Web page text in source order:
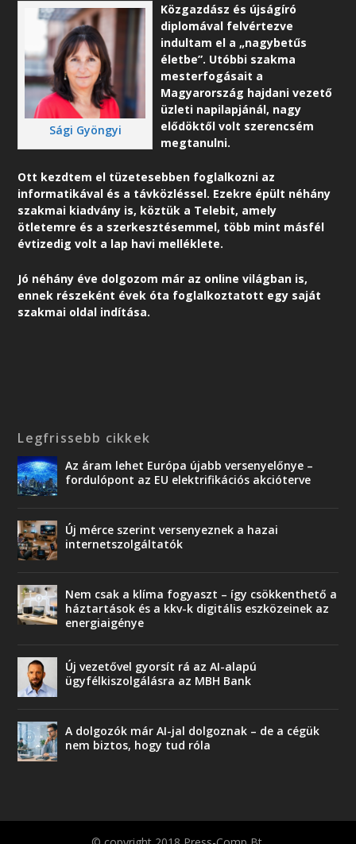
Sági Gyöngyi
Közgazdász és újságíró
diplomával felvértezve
indultam el a „nagybetűs
életbe”. Utóbbi szakma
mesterfogásait a
Magyarország hajdani vezető
üzleti napilapjánál, nagy
elődöktől volt szerencsém
megtanulni.
Ott kezdtem el tüzetesebben foglalkozni az
informatikával és a távközléssel. Ezekre épült néhány
szakmai kiadvány is, köztük a Telebit, amely
ötletemre és a szerkesztésemmel, több mint másfél
évtizedig volt a lap havi melléklete.
Jó néhány éve dolgozom már az online világban is,
ennek részeként évek óta foglalkoztatott egy saját
szakmai oldal indítása.
Legfrissebb cikkek
Az áram lehet Európa újabb versenyelőnye –
fordulópont az EU elektrifikációs akcióterve
Új mérce szerint versenyeznek a hazai
internetszolgáltatók
Nem csak a klíma fogyaszt – így csökkenthető a
háztartások és a kkv-k digitális eszközeinek az
energiaigénye
Új vezetővel gyorsít rá az AI-alapú
ügyfélkiszolgálásra az MBH Bank
A dolgozók már AI-jal dolgoznak – de a cégük
nem biztos, hogy tud róla